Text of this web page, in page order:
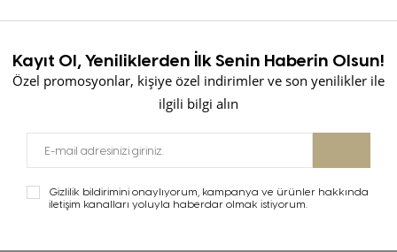
Kayıt Ol, Yeniliklerden İlk Senin Haberin Olsun!
Özel promosyonlar, kişiye özel indirimler ve son yenilikler ile
ilgili bilgi alın
Gizlilik bildirimini onaylıyorum, kampanya ve ürünler hakkında
iletişim kanalları yoluyla haberdar olmak istiyorum.